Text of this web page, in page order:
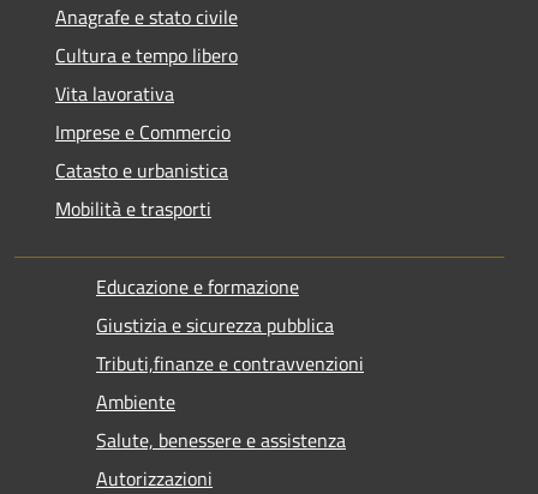
Anagrafe e stato civile
Cultura e tempo libero
Vita lavorativa
Imprese e Commercio
Catasto e urbanistica
Mobilità e trasporti
Educazione e formazione
Giustizia e sicurezza pubblica
Tributi,finanze e contravvenzioni
Ambiente
Salute, benessere e assistenza
Autorizzazioni